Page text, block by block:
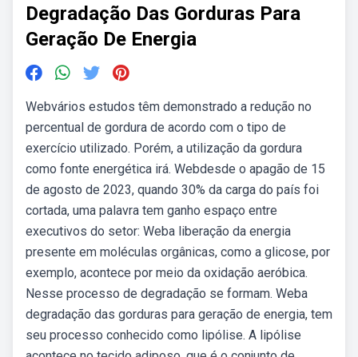
Degradação Das Gorduras Para
Geração De Energia
Webvários estudos têm demonstrado a redução no
percentual de gordura de acordo com o tipo de
exercício utilizado. Porém, a utilização da gordura
como fonte energética irá. Webdesde o apagão de 15
de agosto de 2023, quando 30% da carga do país foi
cortada, uma palavra tem ganho espaço entre
executivos do setor: Weba liberação da energia
presente em moléculas orgânicas, como a glicose, por
exemplo, acontece por meio da oxidação aeróbica.
Nesse processo de degradação se formam. Weba
degradação das gorduras para geração de energia, tem
seu processo conhecido como lipólise. A lipólise